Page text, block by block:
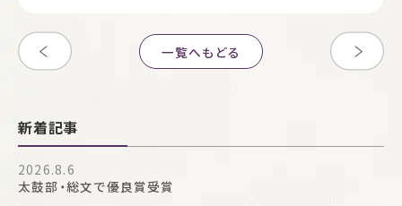
一覧へもどる
新着記事
2026.8.6
太鼓部・総文で優良賞受賞